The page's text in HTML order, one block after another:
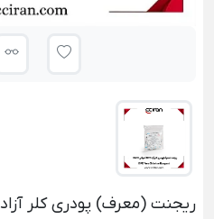
ریجنت (معرف) پودری کلر آزاد DPD کمپانی HACH